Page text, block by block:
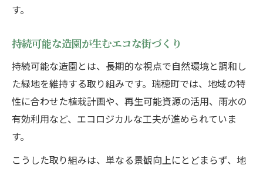
す。
持続可能な造園が生むエコな街づくり
持続可能な造園とは、長期的な視点で自然環境と調和し
た緑地を維持する取り組みです。瑞穂町では、地域の特
性に合わせた植栽計画や、再生可能資源の活用、雨水の
有効利用など、エコロジカルな工夫が進められていま
す。
こうした取り組みは、単なる景観向上にとどまらず、地